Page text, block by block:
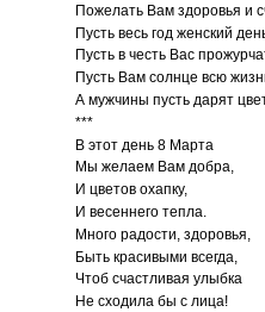
Пожелать Вам здоровья и
Пусть весь год женский
Пусть в честь Вас
Пусть Вам солнце всю
А мужчины пусть дарят
***
В этот день 8 Марта
Мы желаем Вам добра,
И цветов охапку,
И весеннего тепла.
Много радости, здоровья,
Быть красивыми всегда,
Чтоб счастливая улыбка
Не сходила бы с лица!